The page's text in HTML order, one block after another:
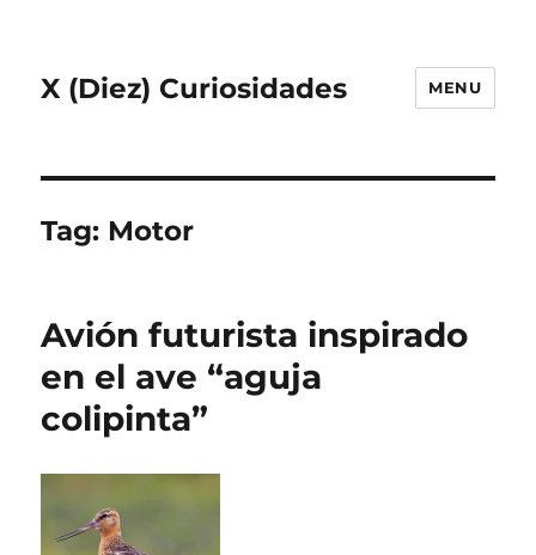
X (Diez) Curiosidades MENU
Tag: Motor
Avión futurista inspirado
en el ave “aguja
colipinta”